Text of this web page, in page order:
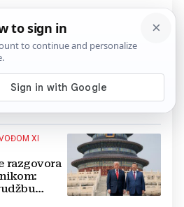
(3 članaka)
XI
razgovora